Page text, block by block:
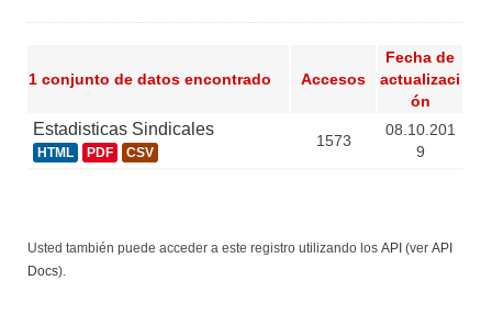
1 conjunto de datos encontrado Accesos
Fecha de
actualizaci
ón
Estadisticas Sindicales
HTML PDF CSV
1573
08.10.201
9
Usted también puede acceder a este registro utilizando los API (ver API
Docs).